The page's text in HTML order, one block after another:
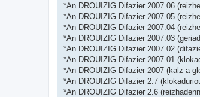
*An DROUIZIG Difazier 2007.06
*An DROUIZIG Difazier 2007.05
*An DROUIZIG Difazier 2007.04
*An DROUIZIG Difazier 2007.03
*An DROUIZIG Difazier 2007.02
*An DROUIZIG Difazier 2007.01
*An DROUIZIG Difazier 2007 (kalz a
*An DROUIZIG Difazier 2.7
*An DROUIZIG Difazier 2.6